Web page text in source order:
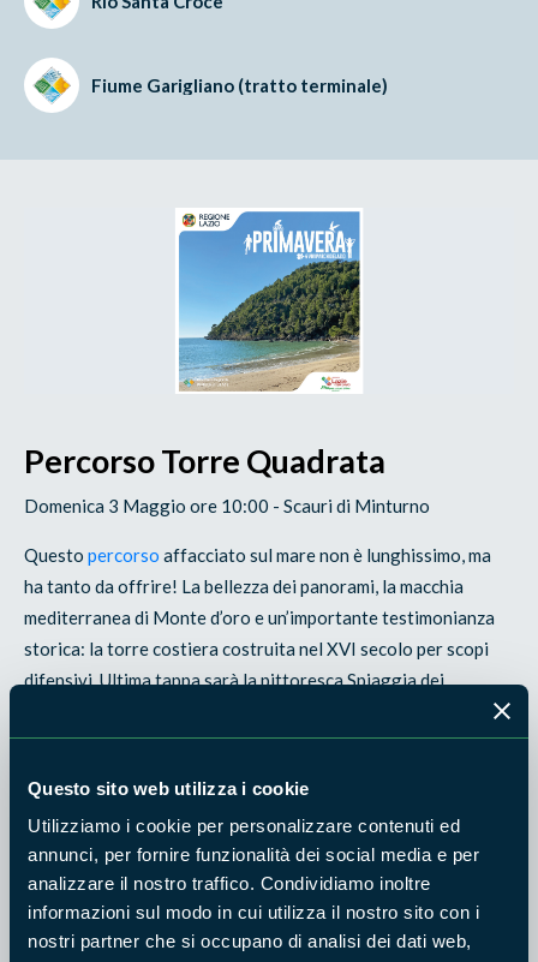
Questo sito web utilizza i cookie
Utilizziamo i cookie per personalizzare contenuti ed
annunci, per fornire funzionalità dei social media e per
analizzare il nostro traffico. Condividiamo inoltre
informazioni sul modo in cui utilizza il nostro sito con i
nostri partner che si occupano di analisi dei dati web,
Fiume Garigliano (tratto terminale)
Percorso Torre Quadrata
Domenica 3 Maggio ore 10:00 - Scauri di Minturno
Questopercorso affacciato sul mare non è lunghissimo, ma
ha tanto da offrire! La bellezza dei panorami, la macchia
mediterranea di Monte d’oro e un’importante testimonianza
storica: la torre costiera costruita nel XVI secolo per scopi
difensivi. Ultima tappa sarà la pittoresca Spiaggia dei
rigogliosa.
• Appuntamento: parco giochi antistante la Darsena di
Scauri
• Lunghezza: circa 1,7 km. • Difficoltà: turistica.
• Dislivello: 55 m circa
• Accessibilità: Adulti, ragazzi e bambini accompagnati.
• Accessori: Scarpe comode o da ginnastica.